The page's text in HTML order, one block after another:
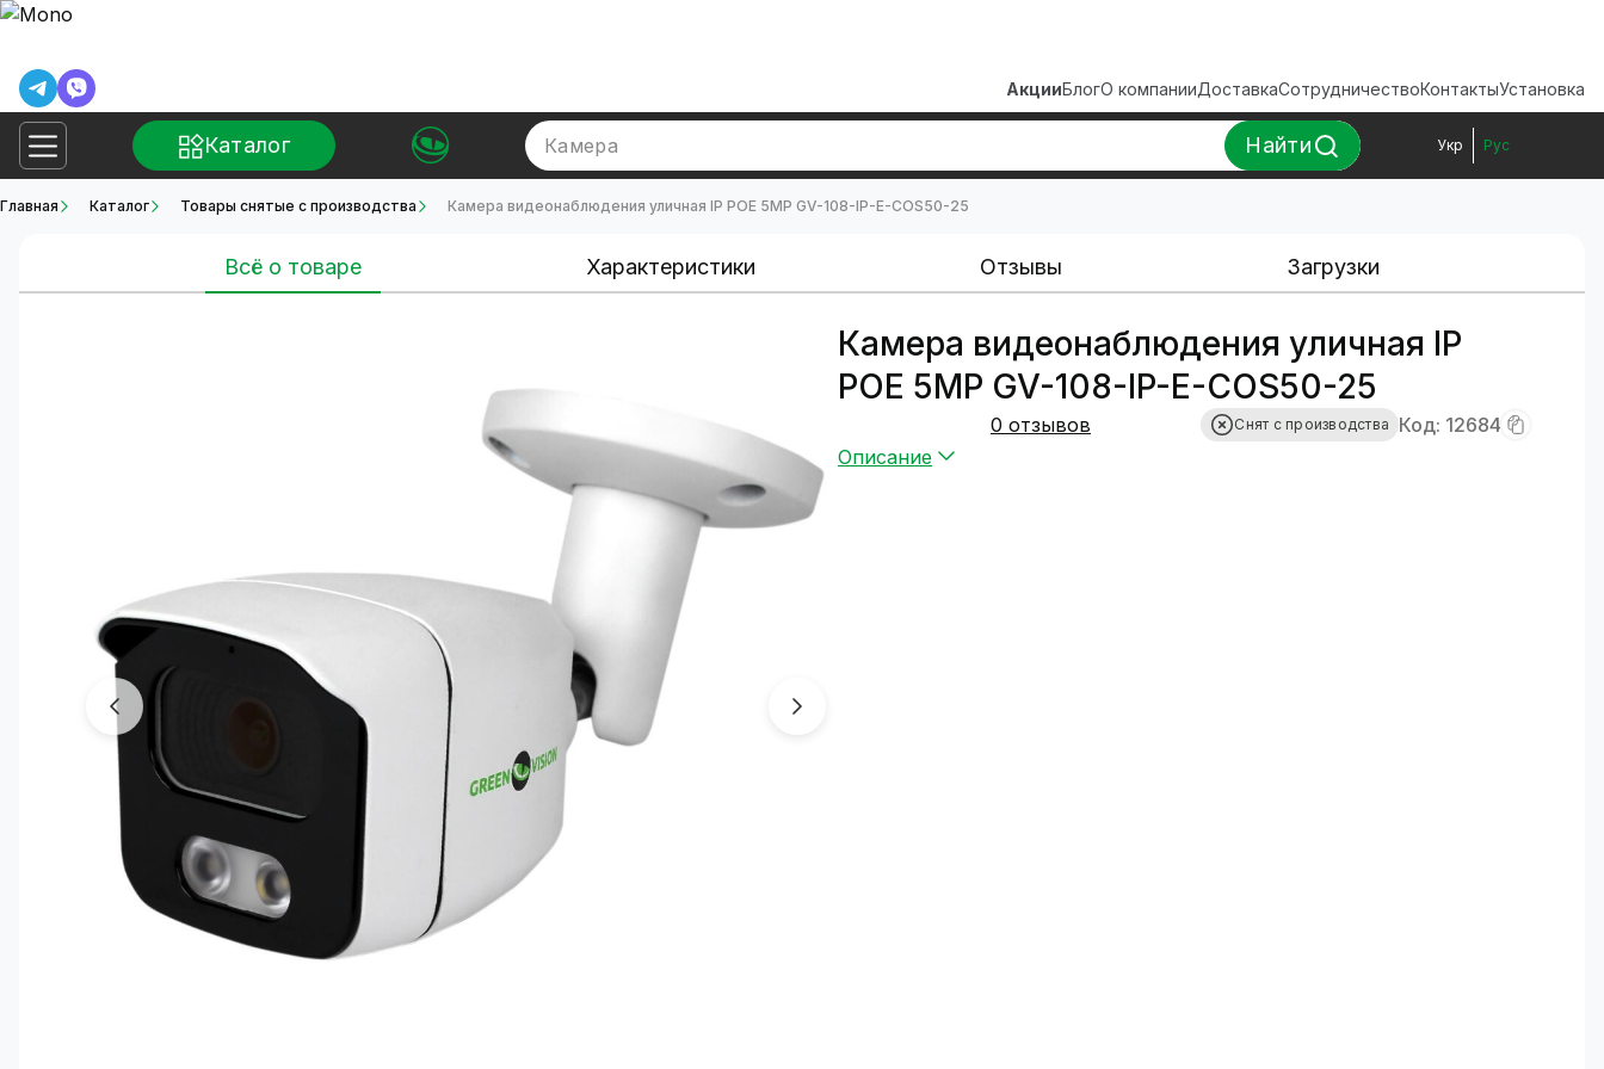
АкцииБлогО компанииДоставкаСотрудничествоКонтактыУстановка
Каталог Камера Найти Укр Рус
Главная Каталог Товары снятые с производства Камера видеонаблюдения уличная IP POE 5MP GV-108-IP-E-СOS50-25
Всё о товаре Характеристики Отзывы Загрузки
Камера видеонаблюдения уличная IP
POE 5MP GV-108-IP-E-СOS50-25
0 отзывов Снят с производства
Код: 12684
Описание